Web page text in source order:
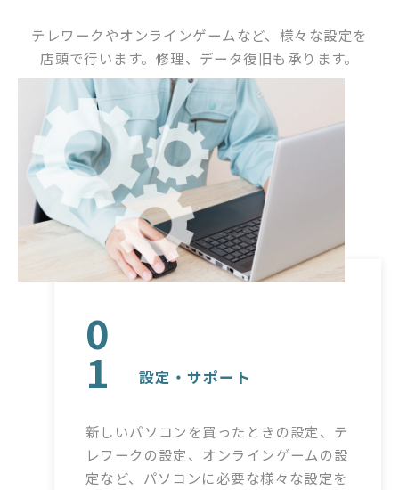
テレワークやオンラインゲームなど、様々な設定を
店頭で行います。修理、データ復旧も承ります。
0
1 設定・サポート
新しいパソコンを買ったときの設定、テ
レワークの設定、オンラインゲームの設
定など、パソコンに必要な様々な設定を